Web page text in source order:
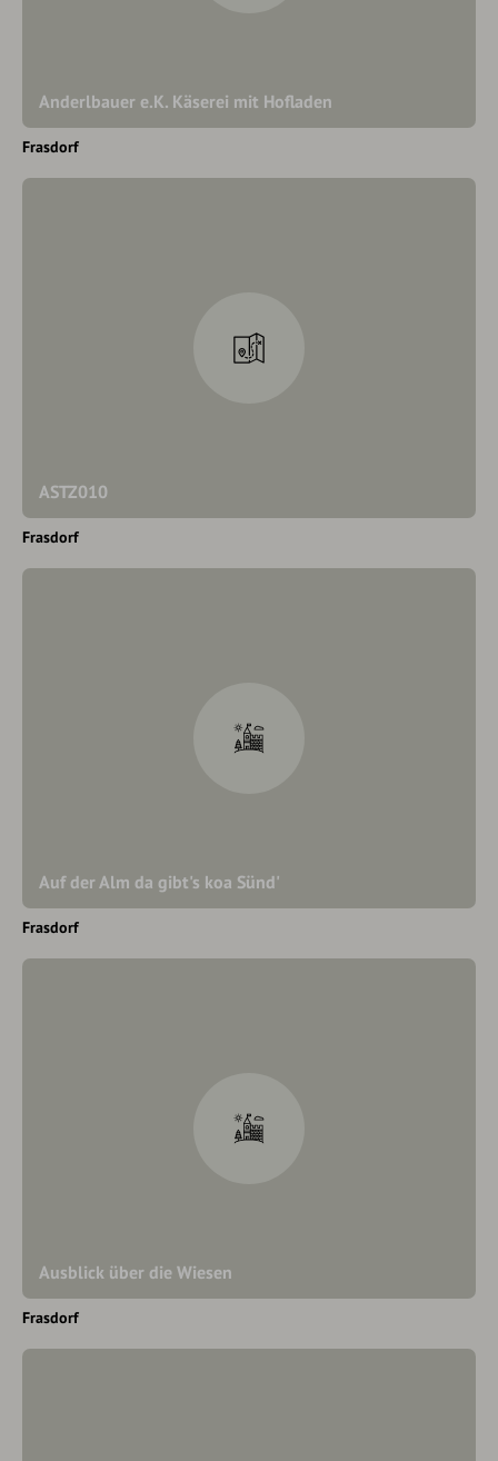
Anderlbauer e.K. Käserei mit Hofladen
Frasdorf
ASTZ010
Frasdorf
Auf der Alm da gibt's koa Sünd'
Frasdorf
Ausblick über die Wiesen
Frasdorf